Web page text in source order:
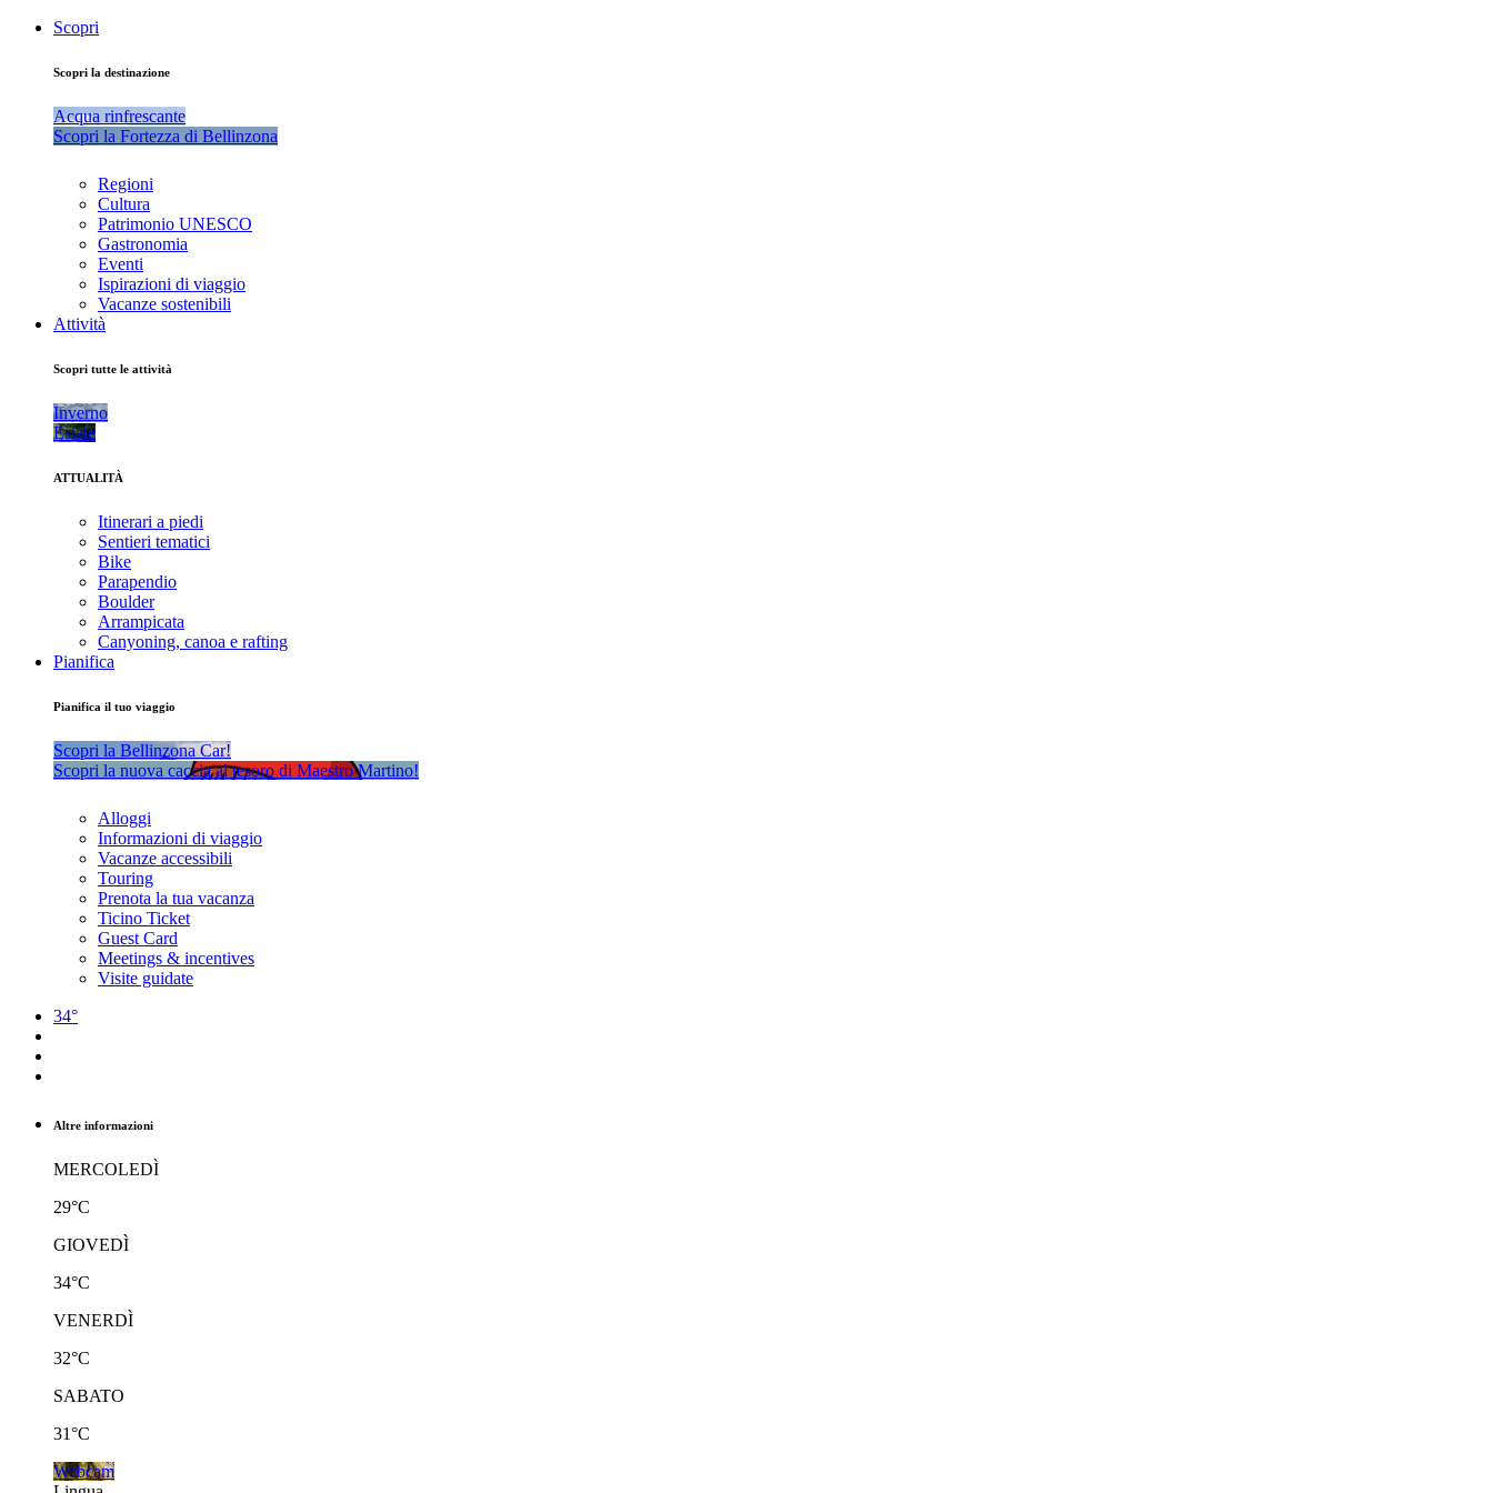
Scopri
Scopri la destinazione
Acqua rinfrescante
Scopri la Fortezza di Bellinzona
Regioni
Cultura
Patrimonio UNESCO
Gastronomia
Eventi
Ispirazioni di viaggio
Vacanze sostenibili
Attività
Scopri tutte le attività
Inverno
Estate
ATTUALITÀ
Itinerari a piedi
Sentieri tematici
Bike
Parapendio
Boulder
Arrampicata
Canyoning, canoa e rafting
Pianifica
Pianifica il tuo viaggio
Scopri la Bellinzona Car!
Scopri la nuova caccia al tesoro di Maestro Martino!
Alloggi
Informazioni di viaggio
Vacanze accessibili
Touring
Prenota la tua vacanza
Ticino Ticket
Guest Card
Meetings & incentives
Visite guidate
34°
Altre informazioni
MERCOLEDÌ
29°C
GIOVEDÌ
34°C
VENERDÌ
32°C
SABATO
31°C
Webcam